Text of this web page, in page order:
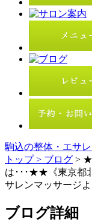
駒込の整体・エサ
トップ > ブログ >
は･･･★★《東京都
サレンマッサージ
ブログ詳細